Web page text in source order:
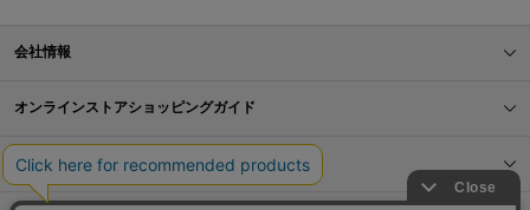
会社情報
オンラインストアショッピングガイド
店舗情報